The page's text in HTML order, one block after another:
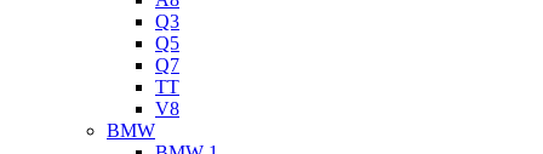
Q3
Q5
Q7
TT
V8
BMW